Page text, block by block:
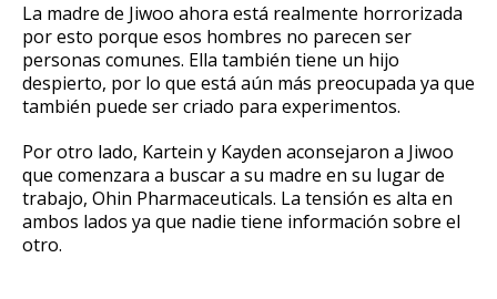
La madre de Jiwoo ahora está realmente horrorizada
por esto porque esos hombres no parecen ser
personas comunes. Ella también tiene un hijo
despierto, por lo que está aún más preocupada ya que
también puede ser criado para experimentos.
Por otro lado, Kartein y Kayden aconsejaron a Jiwoo
que comenzara a buscar a su madre en su lugar de
trabajo, Ohin Pharmaceuticals. La tensión es alta en
ambos lados ya que nadie tiene información sobre el
otro.